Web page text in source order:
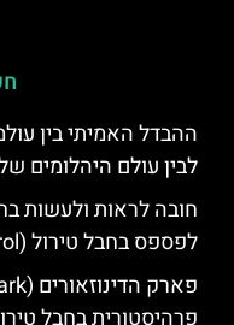
ההבדל האמיתי בין
לבין עולם היהלומים
חובה לראות ולעשות
לפספס בחבל טירול (Tyrol)
פרהיסטורית בחבל